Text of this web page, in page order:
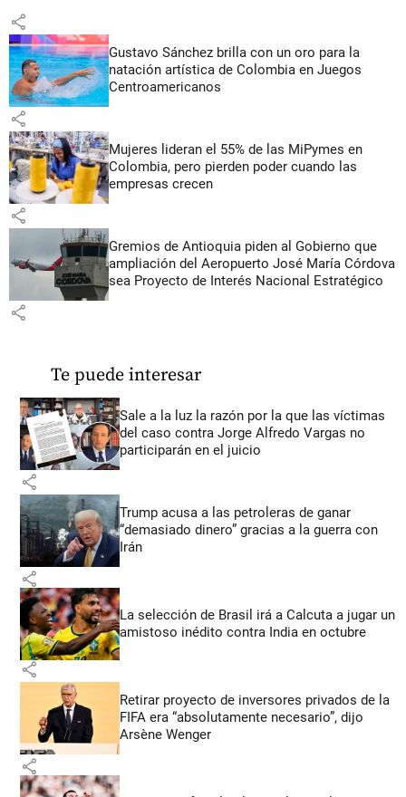
share
Gustavo Sánchez brilla con un oro para la
natación artística de Colombia en Juegos
Centroamericanos
share
Mujeres lideran el 55% de las MiPymes en
Colombia, pero pierden poder cuando las
empresas crecen
share
Gremios de Antioquia piden al Gobierno que
ampliación del Aeropuerto José María Córdova
sea Proyecto de Interés Nacional Estratégico
share
Te puede interesar
Sale a la luz la razón por la que las víctimas
del caso contra Jorge Alfredo Vargas no
participarán en el juicio
share
Trump acusa a las petroleras de ganar
“demasiado dinero” gracias a la guerra con
Irán
share
La selección de Brasil irá a Calcuta a jugar un
amistoso inédito contra India en octubre
share
Retirar proyecto de inversores privados de la
FIFA era “absolutamente necesario”, dijo
Arsène Wenger
share